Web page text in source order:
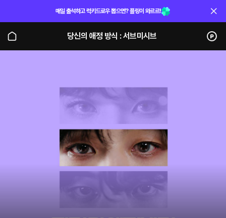
매일 출석하고 럭키드로우 뽑으면? 플링이 와르르!
당신의 애정 방식 : 서브미시브